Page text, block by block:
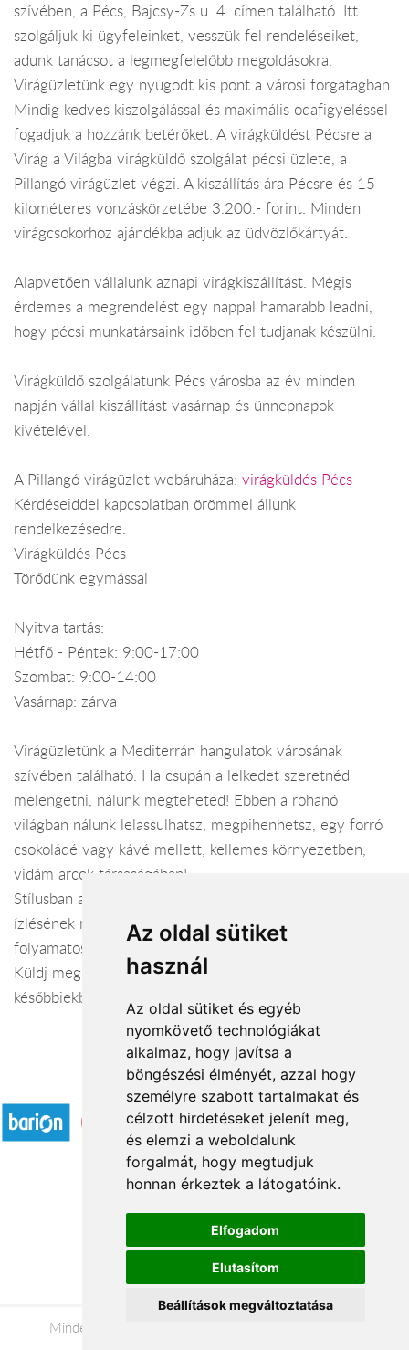
Az oldal sütiket
használ
Az oldal sütiket és egyéb
nyomkövető technológiákat
alkalmaz, hogy javítsa a
böngészési élményét, azzal hogy
személyre szabott tartalmakat és
célzott hirdetéseket jelenít meg,
és elemzi a weboldalunk
forgalmát, hogy megtudjuk
honnan érkeztek a látogatóink.
Elfogadom
Elutasítom
Beállítások megváltoztatása
szívében, a Pécs, Bajcsy-Zs u. 4. címen található. Itt
szolgáljuk ki ügyfeleinket, vesszük fel rendeléseiket,
adunk tanácsot a legmegfelelőbb megoldásokra.
Virágüzletünk egy nyugodt kis pont a városi forgatagban.
Mindig kedves kiszolgálással és maximális odafigyeléssel
fogadjuk a hozzánk betérőket. A virágküldést Pécsre a
Virág a Világba virágküldő szolgálat pécsi üzlete, a
Pillangó virágüzlet végzi. A kiszállítás ára Pécsre és 15
kilométeres vonzáskörzetébe 3.200.- forint. Minden
virágcsokorhoz ajándékba adjuk az üdvözlőkártyát.
Alapvetően vállalunk aznapi virágkiszállítást. Mégis
érdemes a megrendelést egy nappal hamarabb leadni,
hogy pécsi munkatársaink időben fel tudjanak készülni.
Virágküldő szolgálatunk Pécs városba az év minden
napján vállal kiszállítást vasárnap és ünnepnapok
kivételével.
A Pillangó virágüzlet webáruháza: virágküldés Pécs
Kérdéseiddel kapcsolatban örömmel állunk
rendelkezésedre.
Virágküldés Pécs
Törődünk egymással
Nyitva tartás:
Hétfő - Péntek: 9:00-17:00
Szombat: 9:00-14:00
Vasárnap: zárva
Virágüzletünk a Mediterrán hangulatok városának
szívében található. Ha csupán a lelkedet szeretnéd
melengetni, nálunk megteheted! Ebben a rohanó
világban nálunk lelassulhatsz, megpihenhetsz, egy forró
csokoládé vagy kávé mellett, kellemes környezetben,
vidám arcok társaságában!
Stílusban a legújabb trendet követjük, minden korosztály
ízlésének megfelelően. Üzleti életben fontos a
folyamatos ügyfélkapcsolat, a partneri figyelmesség.
Küldj megrendelőidnek virágot, ajándékkosarat -
későbbiekben sokszorosan megtérül!
Elfogadott fizetési módok
Á.SZ.F.
Impresszum
Adatkezelési tájékoztató
Minden jog fenntartva © 2026 |